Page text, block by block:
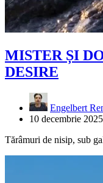
MISTER ȘI
DESIRE
Engelbert
10 decembrie 2025
Tărâmuri de nisip, sub